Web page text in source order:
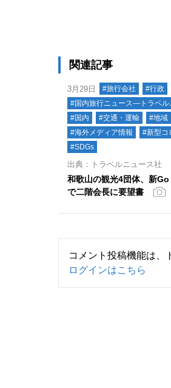
関連記事
3月29日 #旅行会社 #行政
#国内旅行ニュース―トラベル
#国内
#交通・運輸
#地域
#海外メディア情報
#新型コ
#SDGs
出典：トラベルニュース社
和歌山の観光4団体、新
で二階会長に要望書
コメント投稿機能は、
ログインはこちら